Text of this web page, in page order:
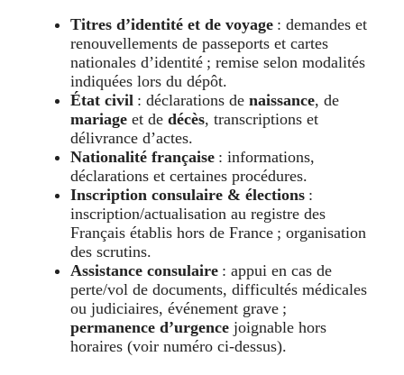
Titres d’identité et de voyage : demandes et
renouvellements de passeports et cartes
nationales d’identité ; remise selon modalités
indiquées lors du dépôt.
État civil : déclarations de naissance, de
mariage et de décès, transcriptions et
délivrance d’actes.
Nationalité française : informations,
déclarations et certaines procédures.
Inscription consulaire & élections :
inscription/actualisation au registre des
Français établis hors de France ; organisation
des scrutins.
Assistance consulaire : appui en cas de
perte/vol de documents, difficultés médicales
ou judiciaires, événement grave ;
permanence d’urgence joignable hors
horaires (voir numéro ci-dessus).